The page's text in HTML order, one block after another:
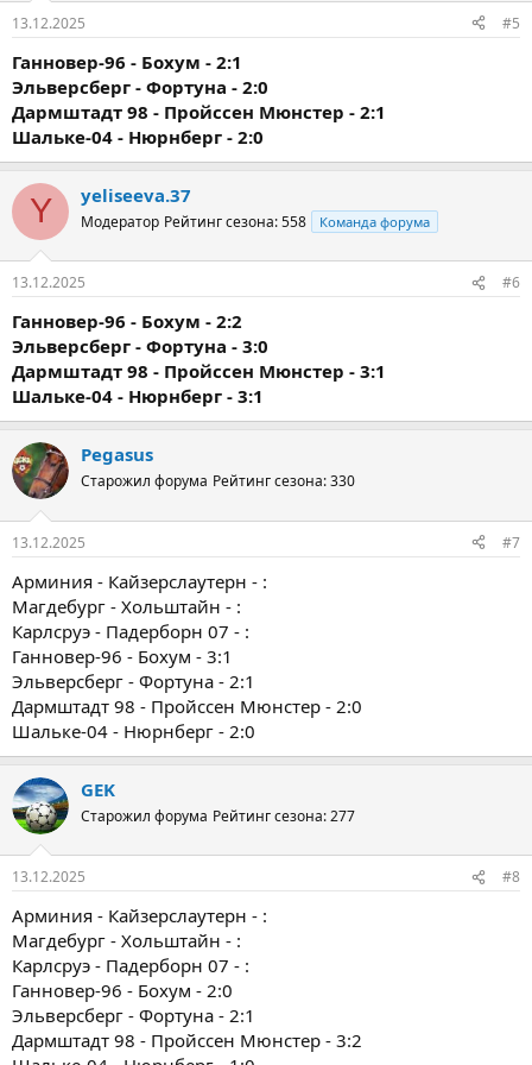
13.12.2025 #5
Ганновер-96 - Бохум - 2:1
Эльверсберг - Фортуна - 2:0
Дармштадт 98 - Пройссен Мюнстер - 2:1
Шальке-04 - Нюрнберг - 2:0
Y yeliseeva.37
Модератор Рейтинг сезона: 558 Команда форума
13.12.2025 #6
Ганновер-96 - Бохум - 2:2
Эльверсберг - Фортуна - 3:0
Дармштадт 98 - Пройссен Мюнстер - 3:1
Шальке-04 - Нюрнберг - 3:1
Pegasus
Старожил форума Рейтинг сезона: 330
13.12.2025 #7
Арминия - Кайзерслаутерн - :
Магдебург - Хольштайн - :
Карлсруэ - Падерборн 07 - :
Ганновер-96 - Бохум - 3:1
Эльверсберг - Фортуна - 2:1
Дармштадт 98 - Пройссен Мюнстер - 2:0
Шальке-04 - Нюрнберг - 2:0
GEK
Старожил форума Рейтинг сезона: 277
13.12.2025 #8
Арминия - Кайзерслаутерн - :
Магдебург - Хольштайн - :
Карлсруэ - Падерборн 07 - :
Ганновер-96 - Бохум - 2:0
Эльверсберг - Фортуна - 2:1
Дармштадт 98 - Пройссен Мюнстер - 3:2